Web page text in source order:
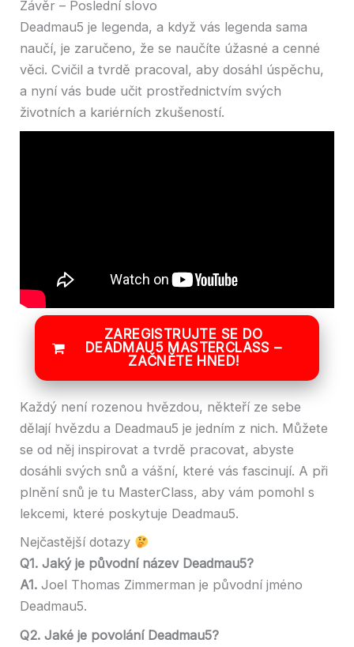
Závěr – Poslední slovo
Deadmau5 je legenda, a když vás legenda sama
naučí, je zaručeno, že se naučíte úžasné a cenné
věci. Cvičil a tvrdě pracoval, aby dosáhl úspěchu,
a nyní vás bude učit prostřednictvím svých
životních a kariérních zkušeností.
ZAREGISTRUJTE SE DO
DEADMAU5 MASTERCLASS –
ZAČNĚTE HNED!
Každý není rozenou hvězdou, někteří ze sebe
dělají hvězdu a Deadmau5 je jedním z nich. Můžete
se od něj inspirovat a tvrdě pracovat, abyste
dosáhli svých snů a vášní, které vás fascinují. A při
plnění snů je tu MasterClass, aby vám pomohl s
lekcemi, které poskytuje Deadmau5.
Nejčastější dotazy
Q1. Jaký je původní název Deadmau5?
A1. Joel Thomas Zimmerman je původní jméno
Deadmau5.
Q2. Jaké je povolání Deadmau5?